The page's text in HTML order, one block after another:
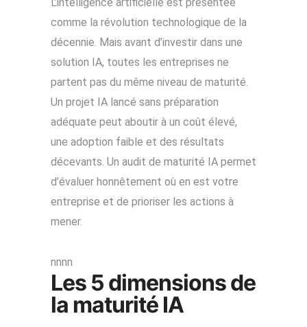
comme la révolution technologique de la
décennie. Mais avant d’investir dans une
solution IA, toutes les entreprises ne
partent pas du même niveau de maturité.
Un projet IA lancé sans préparation
adéquate peut aboutir à un coût élevé,
une adoption faible et des résultats
décevants. Un audit de maturité IA permet
d’évaluer honnêtement où en est votre
entreprise et de prioriser les actions à
mener.
nnnn
Les 5 dimensions de
la maturité IA